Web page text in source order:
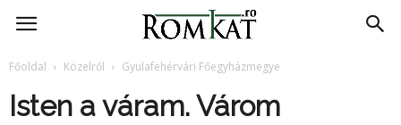
RomKat.ro
Főoldal Közelről Gyulafehérvári Főegyházmegye
Isten a váram. Várom